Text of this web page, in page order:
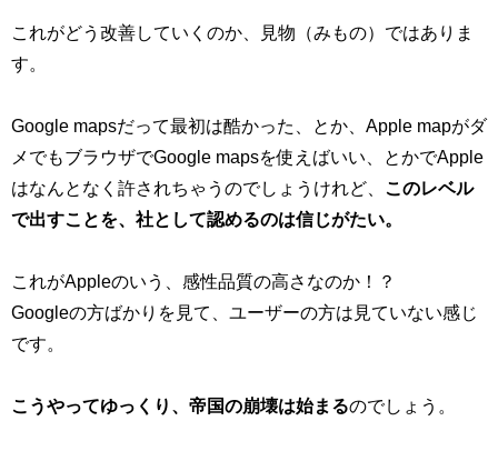
これがどう改善していくのか、見物（みもの）ではありま
す。
Google mapsだって最初は酷かった、とか、Apple mapがダ
メでもブラウザでGoogle mapsを使えばいい、とかでApple
はなんとなく許されちゃうのでしょうけれど、 このレベル
で出すことを、社として認めるのは信じがたい。
これがAppleのいう、感性品質の高さなのか！？
Googleの方ばかりを見て、ユーザーの方は見ていない感じ
です。
こうやってゆっくり、帝国の崩壊は始まるのでしょう。